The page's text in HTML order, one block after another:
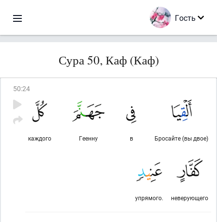
Гость
Сура 50, Каф (Каф)
50:24
Бросайте (вы двое)
в
Геенну
каждого
неверующего
упрямого.